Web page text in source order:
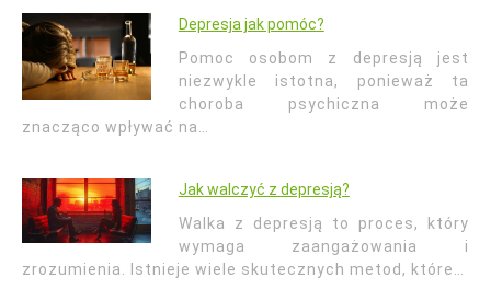
Depresja jak pomóc?
Pomoc osobom z depresją jest
niezwykle istotna, ponieważ ta
choroba psychiczna może
znacząco wpływać na…
Jak walczyć z depresją?
Walka z depresją to proces, który
wymaga zaangażowania i
zrozumienia. Istnieje wiele skutecznych metod, które…